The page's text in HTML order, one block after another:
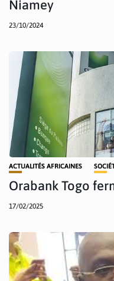
Niamey
23/10/2024
ACTUALITÉS AFRICAINES
Orabank Togo
17/02/2025